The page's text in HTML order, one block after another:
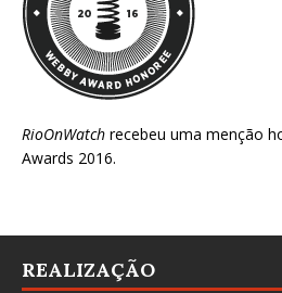
RioOnWatch recebeu uma menção
Awards 2016.
REALIZAÇÃO